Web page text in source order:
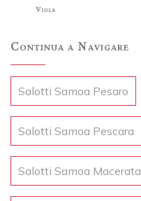
Viola
Continua a Navigare
Salotti Samoa Pesaro
Salotti Samoa Pescara
Salotti Samoa Macerata